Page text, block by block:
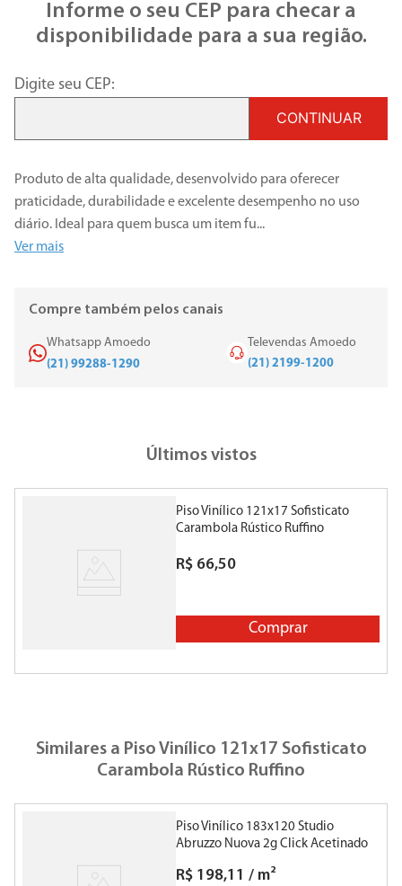
Informe o seu CEP para checar a
disponibilidade para a sua região.
Digite seu CEP:
CONTINUAR
Produto de alta qualidade, desenvolvido para oferecer
praticidade, durabilidade e excelente desempenho no uso
diário. Ideal para quem busca um item fu...
Ver mais
Compre também pelos canais
Whatsapp Amoedo
(21) 99288-1290
Televendas Amoedo
(21) 2199-1200
Últimos vistos
Piso Vinílico 121x17 Sofisticato
Carambola Rústico Ruffino
R$ 66,50
Comprar
Similares a Piso Vinílico 121x17 Sofisticato
Carambola Rústico Ruffino
Piso Vinílico 183x120 Studio
Abruzzo Nuova 2g Click Acetinado
R$ 198,11 / m²